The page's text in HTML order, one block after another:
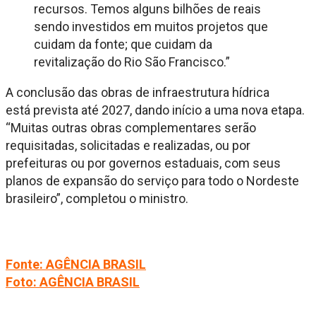
recursos. Temos alguns bilhões de reais
sendo investidos em muitos projetos que
cuidam da fonte; que cuidam da
revitalização do Rio São Francisco.”
A conclusão das obras de infraestrutura hídrica
está prevista até 2027, dando início a uma nova etapa.
“Muitas outras obras complementares serão
requisitadas, solicitadas e realizadas, ou por
prefeituras ou por governos estaduais, com seus
planos de expansão do serviço para todo o Nordeste
brasileiro”, completou o ministro.
Fonte: AGÊNCIA BRASIL
Foto: AGÊNCIA BRASIL